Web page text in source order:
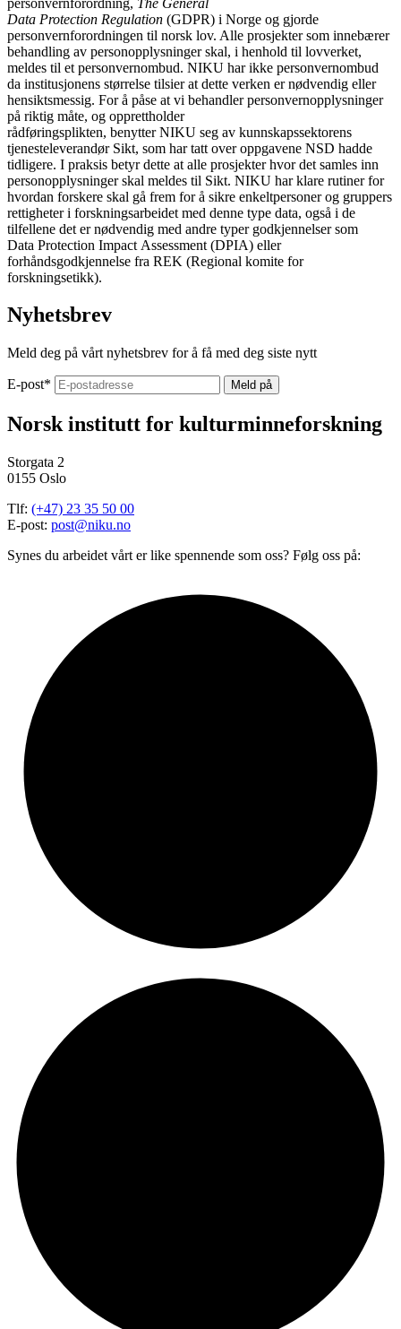
Data Protection Regulation (GDPR) i Norge og gjorde
personvernforordningen til norsk lov. Alle prosjekter som innebærer
behandling av personopplysninger skal, i henhold til lovverket,
meldes til et personvernombud. NIKU har ikke personvernombud
da institusjonens størrelse tilsier at dette verken er nødvendig eller
hensiktsmessig. For å påse at vi behandler personvernopplysninger
på riktig måte, og opprettholder
rådføringsplikten, benytter NIKU seg av kunnskapssektorens
tjenesteleverandør Sikt, som har tatt over oppgavene NSD hadde
tidligere. I praksis betyr dette at alle prosjekter hvor det samles inn
personopplysninger skal meldes til Sikt. NIKU har klare rutiner for
hvordan forskere skal gå frem for å sikre enkeltpersoner og gruppers
rettigheter i forskningsarbeidet med denne type data, også i de
tilfellene det er nødvendig med andre typer godkjennelser som
Data Protection Impact Assessment (DPIA) eller
forhåndsgodkjennelse fra REK (Regional komite for
forskningsetikk).
Nyhetsbrev
Meld deg på vårt nyhetsbrev for å få med deg siste nytt
E-post*
Norsk institutt for kulturminneforskning
Storgata 2
0155 Oslo
Tlf: (+47) 23 35 50 00
E-post: post@niku.no
Synes du arbeidet vårt er like spennende som oss? Følg oss på: